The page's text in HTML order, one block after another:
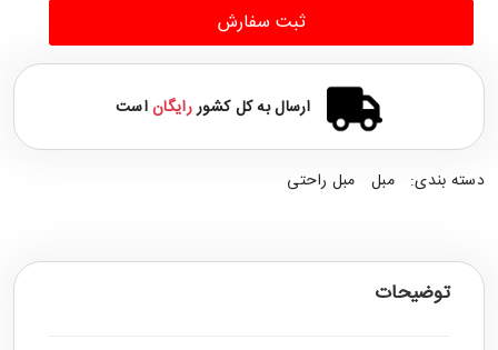
ثبت سفارش
ارسال به کل کشوررایگاناست
دسته بندی: مبل مبل راحتی
توضیحات